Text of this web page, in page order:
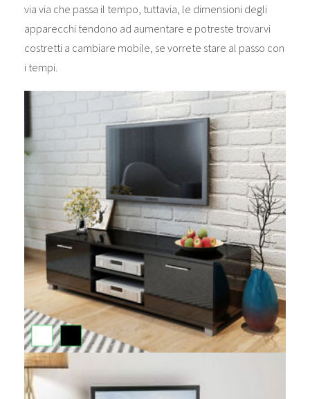
via via che passa il tempo, tuttavia, le dimensioni degli
apparecchi tendono ad aumentare e potreste trovarvi
costretti a cambiare mobile, se vorrete stare al passo con
i tempi.